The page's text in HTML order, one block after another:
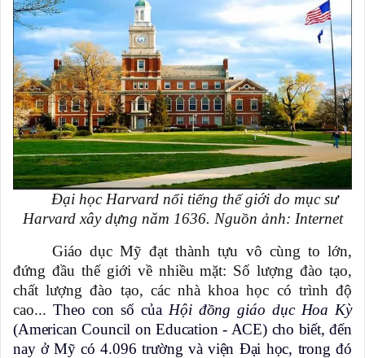
Đại học Harvard nổi tiếng thế giới do mục sư
Harvard xây dựng năm 1636. Nguồn ảnh: Internet
Giáo dục Mỹ đạt thành tựu vô cùng to lớn,
đứng đầu thế giới về nhiều mặt: Số lượng đào tạo,
chất lượng đào tạo, các nhà khoa học có trình độ
cao... Theo con số của Hội đồng giáo dục Hoa Kỳ
(American Council on Education - ACE) cho biết, đến
nay ở Mỹ có 4.096 trường và viện Đại học, trong đó